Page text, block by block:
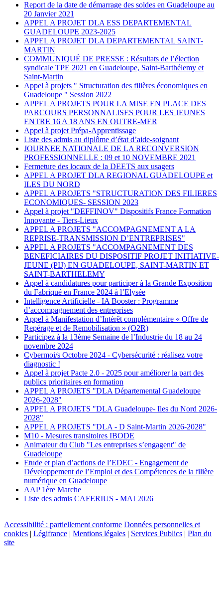
Report de la date de démarrage des soldes en Guadeloupe au
20 Janvier 2021
APPEL A PROJET DLA ESS DEPARTEMENTAL
GUADELOUPE 2023-2025
APPEL A PROJET DLA DEPARTEMENTAL SAINT-
MARTIN
COMMUNIQUÉ DE PRESSE : Résultats de l’élection
syndicale TPE 2021 en Guadeloupe, Saint-Barthélemy et
Saint-Martin
Appel à projets " Structuration des filières économiques en
Guadeloupe " Session 2022
APPEL A PROJETS POUR LA MISE EN PLACE DES
PARCOURS PERSONNALISES POUR LES JEUNES
ENTRE 16 A 18 ANS EN OUTRE-MER
Appel à projet Prépa-Apprentissage
Liste des admis au diplôme d’état d’aide-soignant
JOURNEE NATIONALE DE LA RECONVERSION
PROFESSIONNELLE : 09 et 10 NOVEMBRE 2021
Fermeture des locaux de la DEETS aux usagers
APPEL A PROJET DLA REGIONAL GUADELOUPE et
ILES DU NORD
APPEL A PROJETS "STRUCTURATION DES FILIERES
ECONOMIQUES- SESSION 2023
Appel à projet "DEFFINOV" Dispositifs France Formation
Innovante - Tiers-Lieux
APPEL A PROJETS "ACCOMPAGNEMENT A LA
REPRISE-TRANSMISSION D’ENTREPRISES"
APPEL A PROJETS "ACCOMPAGNEMENT DES
BENEFICIAIRES DU DISPOSITIF PROJET INITIATIVE-
JEUNE (PIJ) EN GUADELOUPE, SAINT-MARTIN ET
SAINT-BARTHELEMY
Appel à candidatures pour participer à la Grande Exposition
du Fabriqué en France 2024 à l’Elysée
Intelligence Artificielle - IA Booster : Programme
d’accompagnement des entreprises
Appel à Manifestation d’Intérêt complémentaire « Offre de
Repérage et de Remobilisation » (O2R)
Participez à la 13ème Semaine de l’Industrie du 18 au 24
novembre 2024
Cybermoi/s Octobre 2024 - Cybersécurité : réalisez votre
diagnostic !
Appel à projet Pacte 2.0 - 2025 pour améliorer la part des
publics prioritaires en formation
APPEL A PROJETS "DLA Départemental Guadeloupe
2026-2028"
APPEL A PROJETS "DLA Guadeloupe- Iles du Nord 2026-
2028"
APPEL A PROJETS "DLA - D Saint-Martin 2026-2028"
M10 - Mesures transitoires IBODE
Animateur du Club "Les entreprises s’engagent" de
Guadeloupe
Etude et plan d’actions de l’EDEC - Engagement de
Développement de l’Emploi et des Compétences de la filière
numérique en Guadeloupe
AAP 1ère Marche
Liste des admis CAFERIUS - MAI 2026
Accessibilité : partiellement conforme Données personnelles et
cookies | Légifrance | Mentions légales | Services Publics | Plan du
site